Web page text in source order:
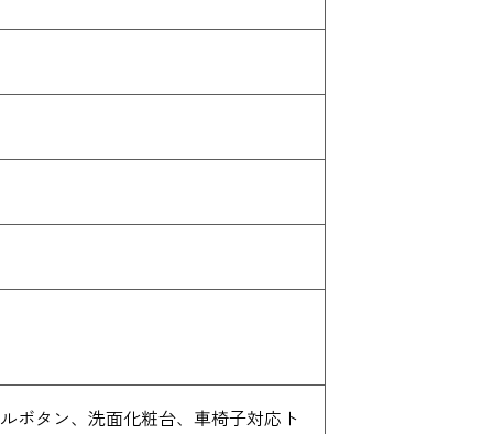
ボタン、洗面化粧台、車椅子対応ト